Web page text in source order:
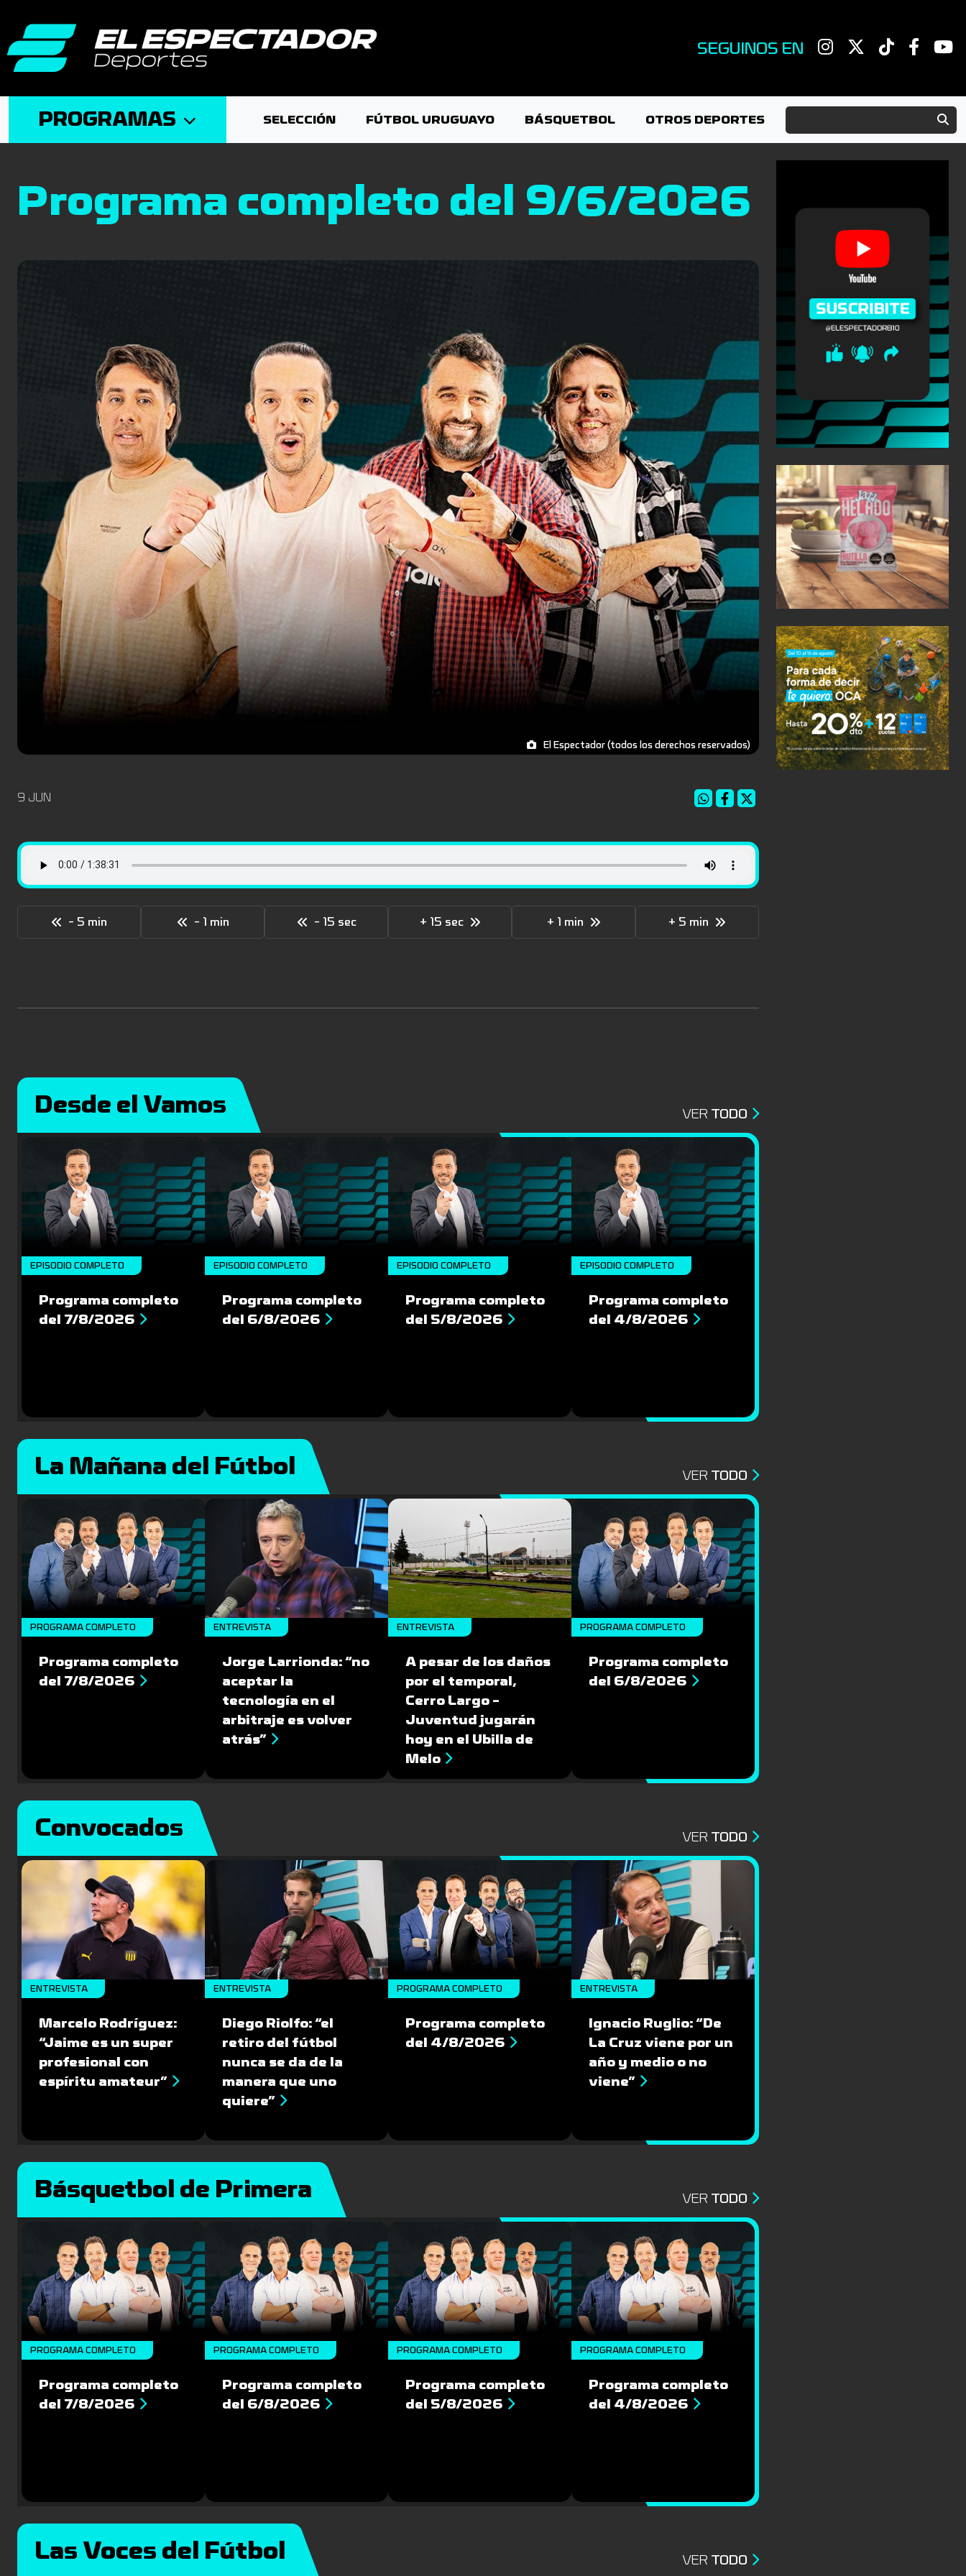
SEGUINOS EN
PROGRAMAS SELECCIÓN FÚTBOL URUGUAYO BÁSQUETBOL OTROS DEPORTES
Programa completo del 9/6/2026
El Espectador (todos los derechos reservados)
9 JUN
- 5 min - 1 min - 15 sec + 15 sec + 1 min + 5 min
Desde el Vamos VER TODO
EPISODIO COMPLETO
Programa completo
del 7/8/2026
EPISODIO COMPLETO
Programa completo
del 6/8/2026
EPISODIO COMPLETO
Programa completo
del 5/8/2026
EPISODIO COMPLETO
Programa completo
del 4/8/2026
La Mañana del Fútbol VER TODO
PROGRAMA COMPLETO
Programa completo
del 7/8/2026
ENTREVISTA
Jorge Larrionda: “no
aceptar la
tecnología en el
arbitraje es volver
atrás”
ENTREVISTA
A pesar de los daños
por el temporal,
Cerro Largo -
Juventud jugarán
hoy en el Ubilla de
Melo
PROGRAMA COMPLETO
Programa completo
del 6/8/2026
Convocados VER TODO
ENTREVISTA
Marcelo Rodríguez:
“Jaime es un super
profesional con
espíritu amateur”
ENTREVISTA
Diego Riolfo: “el
retiro del fútbol
nunca se da de la
manera que uno
quiere”
PROGRAMA COMPLETO
Programa completo
del 4/8/2026
ENTREVISTA
Ignacio Ruglio: “De
La Cruz viene por un
año y medio o no
viene”
Básquetbol de Primera VER TODO
PROGRAMA COMPLETO
Programa completo
del 7/8/2026
PROGRAMA COMPLETO
Programa completo
del 6/8/2026
PROGRAMA COMPLETO
Programa completo
del 5/8/2026
PROGRAMA COMPLETO
Programa completo
del 4/8/2026
Las Voces del Fútbol VER TODO